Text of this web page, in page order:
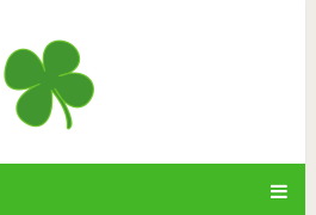
того чтобы